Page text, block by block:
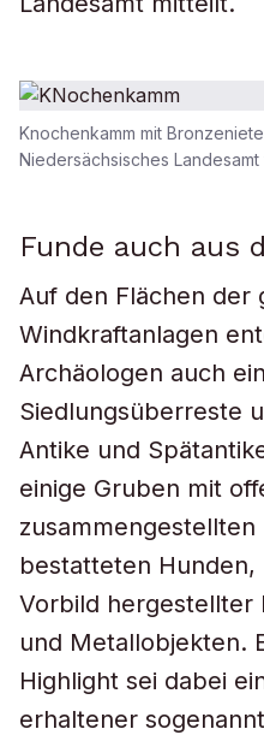
Knochenkamm mit
Niedersächsisches
Funde auch aus
Auf den Flächen der
Windkraftanlagen
Archäologen auch
Siedlungsüberreste
Antike und
einige Gruben mit
zusammengestellten
bestatteten Hunden,
Vorbild hergestellter
und Metallobjekten.
Highlight sei dabei
erhaltener